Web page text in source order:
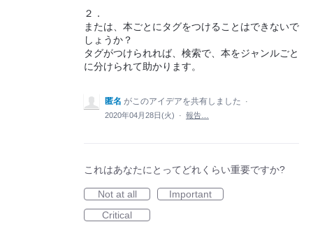
２．
または、本ごとにタグをつけることはできないで
しょうか？
タグがつけられれば、検索で、本をジャンルごと
に分けられて助かります。
匿名 がこのアイデアを共有しました
·
2020年04月28日(火)
· 報告…
これはあなたにとってどれくらい重要ですか?
Not at all
Important
Critical